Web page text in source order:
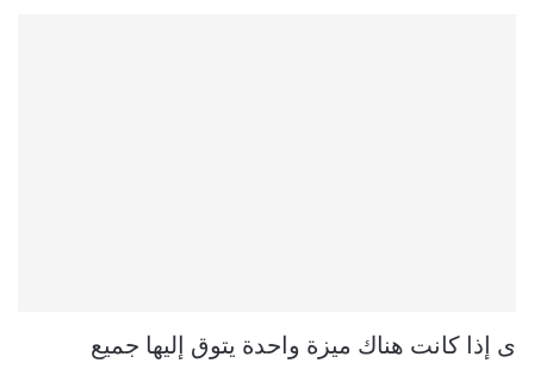
ى إذا كانت هناك ميزة واحدة يتوق إليها جميع